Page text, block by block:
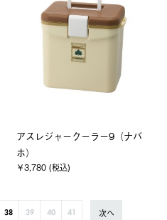
アスレジャークーラー9（ナバ
ホ）
￥3,780 (税込)
38 39 40 41 次へ